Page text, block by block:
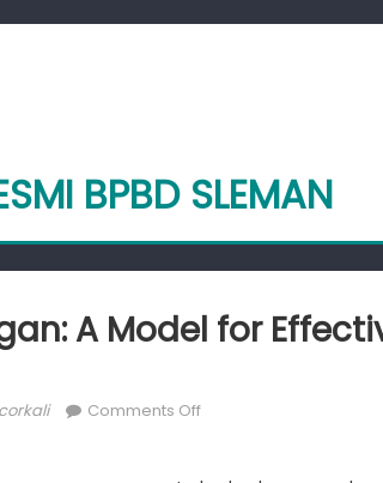
BPBD SLEMAN
A Model for
Comments Offon